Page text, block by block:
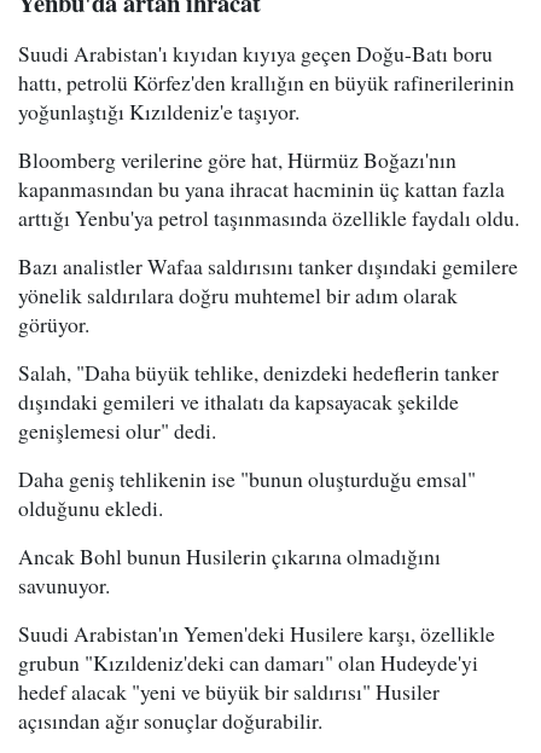
Suudi Arabistan'ı kıyıdan kıyıya geçen Doğu-Batı boru
hattı, petrolü Körfez'den krallığın en büyük rafinerilerinin
yoğunlaştığı Kızıldeniz'e taşıyor.
Bloomberg verilerine göre hat, Hürmüz Boğazı'nın
kapanmasından bu yana ihracat hacminin üç kattan fazla
arttığı Yenbu'ya petrol taşınmasında özellikle faydalı oldu.
Bazı analistler Wafaa saldırısını tanker dışındaki gemilere
yönelik saldırılara doğru muhtemel bir adım olarak
görüyor.
Salah, "Daha büyük tehlike, denizdeki hedeflerin tanker
dışındaki gemileri ve ithalatı da kapsayacak şekilde
genişlemesi olur" dedi.
Daha geniş tehlikenin ise "bunun oluşturduğu emsal"
olduğunu ekledi.
Ancak Bohl bunun Husilerin çıkarına olmadığını
savunuyor.
Suudi Arabistan'ın Yemen'deki Husilere karşı, özellikle
grubun "Kızıldeniz'deki can damarı" olan Hudeyde'yi
hedef alacak "yeni ve büyük bir saldırısı" Husiler
açısından ağır sonuçlar doğurabilir.